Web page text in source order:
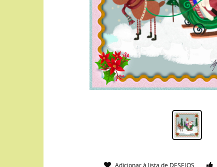
Adicionar à lista de DESEJOS